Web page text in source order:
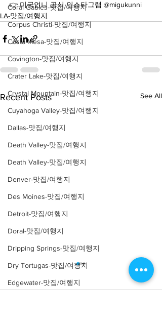
Coral Gables-맛집/여행지
Corpus Christi-맛집/여행지
Costa Mesa-맛집/여행지
Covington-맛집/여행지
Crater Lake-맛집/여행지
Crystal Mountain-맛집/여행지
Cuyahoga Valley-맛집/여행지
Dallas-맛집/여행지
Death Valley-맛집/여행지
Death Valley-맛집/여행지
Denver-맛집/여행지
Des Moines-맛집/여행지
Detroit-맛집/여행지
Doral-맛집/여행지
Dripping Springs-맛집/여행지
Dry Tortugas-맛집/여행지
Edgewater-맛집/여행지
👉 미국언니 공식 인스타그램 @migukunni
LA-맛집/여행지
Recent Posts See All